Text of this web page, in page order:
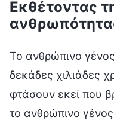
Εκθέτοντας
Το ανθρώπινο
δεκάδες χιλιάδες
φτάσουν εκεί που
το ανθρώπινο